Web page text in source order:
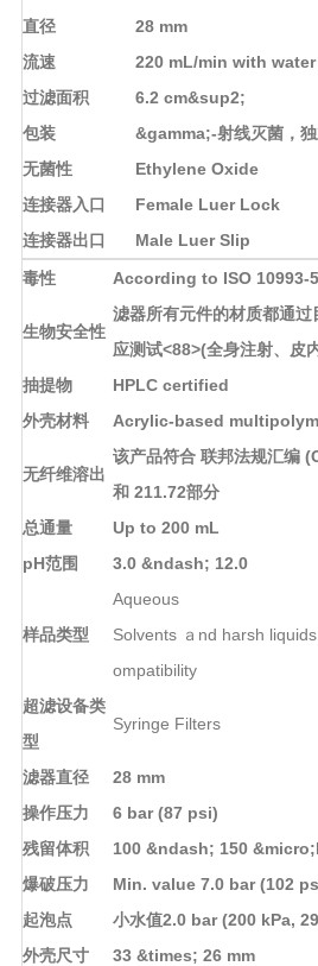
直径
28 mm
流速
220 mL/min with
过滤面积
6.2 cm&sup2;
包装
&gamma;-射线灭菌，
无菌性
Ethylene Oxide
连接器入口
Female Luer Lock
连接器出口
Male Luer Slip
毒性
According to ISO 10993-5
生物安全性
滤器所有元件的材质都通
应测试<88>(全身注射、皮
抽提物
HPLC certified
外壳材料
Acrylic-based
无纤维溶出
该产品符合 联邦法规汇编
和 211.72部分
总通量
Up to 200 mL
pH范围
3.0 &ndash; 12.0
样品类型
Aqueous
Solvents ａnd harsh
ompatibility
超滤设备类
型
Syringe Filters
滤器直径
28 mm
操作压力
6 bar (87 psi)
残留体积
100 &ndash; 150
爆破压力
Min. value 7.0 bar (102
起泡点
小水值2.0 bar (200 kPa,
外壳尺寸
33 &times; 26 mm